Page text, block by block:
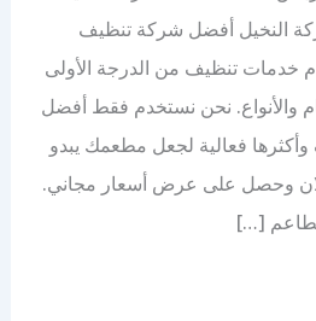
النخيل أفضل شركة تنظيف
خدمات تنظيف من الدرجة الأولى
والأنواع. نحن نستخدم فقط أفضل
فعالية لجعل مطعمك يبدو
وحصل على عرض أسعار مجاني.
[…]